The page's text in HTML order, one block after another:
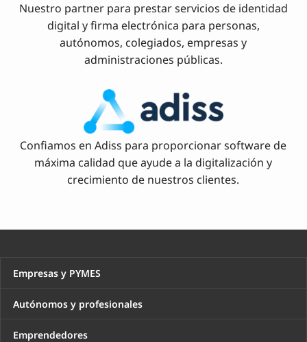
Nuestro partner para prestar servicios de identidad
digital y firma electrónica para personas,
autónomos, colegiados, empresas y
administraciones públicas.
Confiamos en Adiss para proporcionar software de
máxima calidad que ayude a la digitalización y
crecimiento de nuestros clientes.
Empresas y PYMES
Autónomos y profesionales
Emprendedores